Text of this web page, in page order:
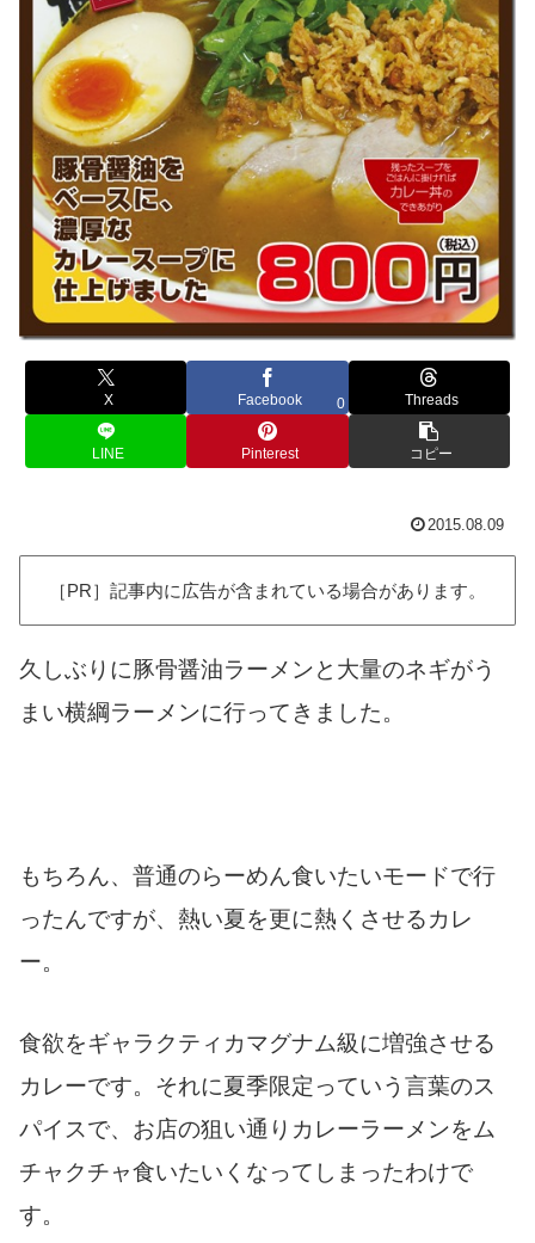
X Facebook 0 Threads
LINE Pinterest コピー
2015.08.09
［PR］記事内に広告が含まれている場合があります。
久しぶりに豚骨醤油ラーメンと大量のネギがう
まい横綱ラーメンに行ってきました。
もちろん、普通のらーめん食いたいモードで行
ったんですが、熱い夏を更に熱くさせるカレ
ー。
食欲をギャラクティカマグナム級に増強させる
カレーです。それに夏季限定っていう言葉のス
パイスで、お店の狙い通りカレーラーメンをム
チャクチャ食いたいくなってしまったわけで
す。